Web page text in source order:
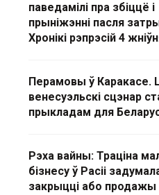
паведамілі пра збіццё і
прыніжэнні пасля
Хронікі рэпрэсій 4
Перамовы ў Каракасе.
венесуэльскі сцэнар
прыкладам для
Рэха вайны: Траціна
бізнесу ў Расіі
закрыцці або продажы